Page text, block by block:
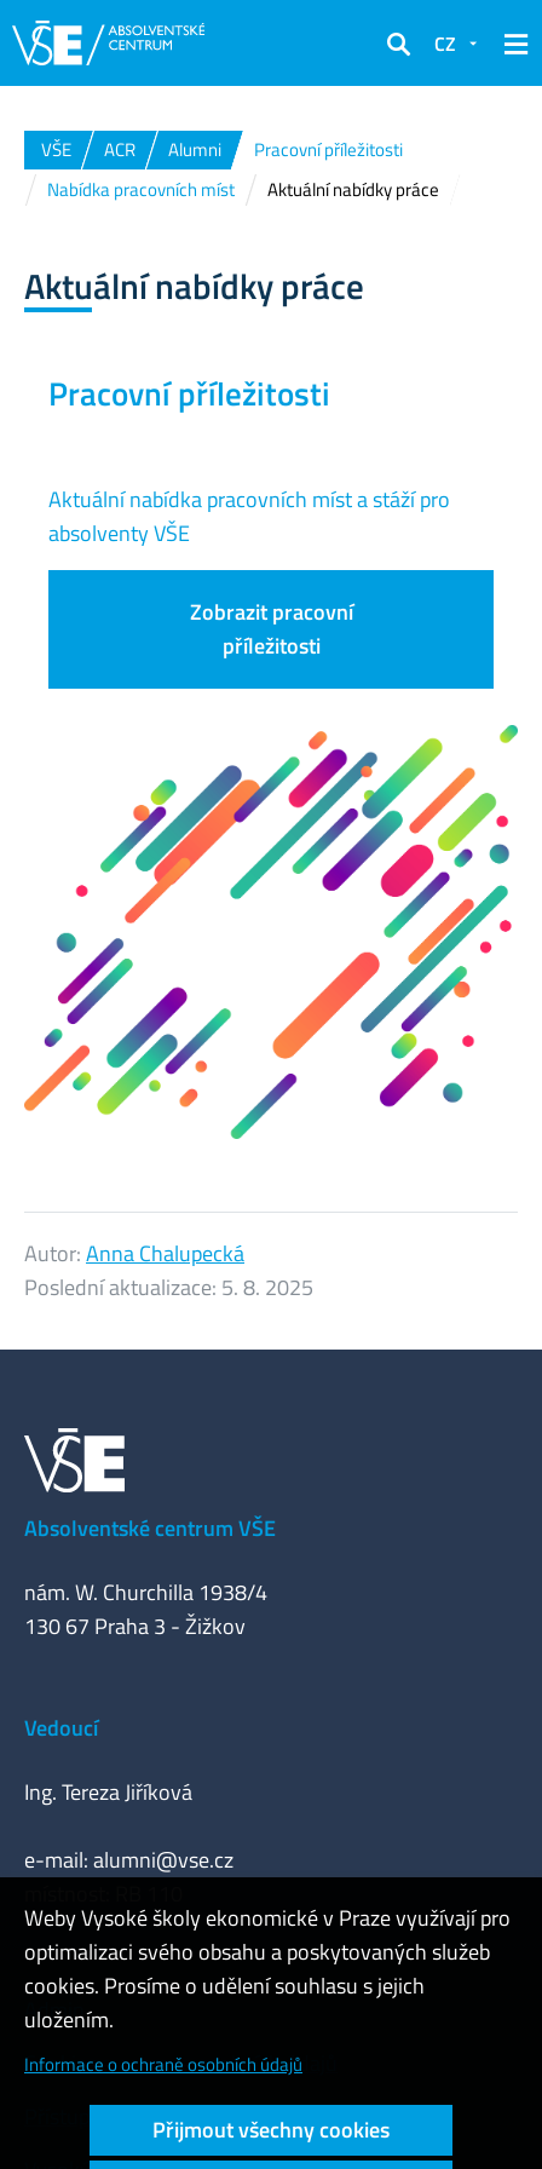
Hledat
CZ
VŠE ACR Alumni
Pracovní příležitosti
Nabídka pracovních míst
Aktuální nabídky práce
Aktuální nabídky práce
Pracovní příležitosti
Aktuální nabídka pracovních míst a stáží pro
absolventy VŠE
Zobrazit pracovní
příležitosti
Autor:Anna Chalupecká
Poslední aktualizace: 5. 8. 2025
Absolventské centrum VŠE
nám. W. Churchilla 1938/4
130 67 Praha 3 - Žižkov
Vedoucí
Ing. Tereza Jiříková
e-mail:alumni@vse.cz
Admin
Cookies a ochrana osobních údajů
Přístupnost webu
Weby Vysoké školy ekonomické v Praze využívají pro
optimalizaci svého obsahu a poskytovaných služeb
cookies. Prosíme o udělení souhlasu s jejich
uložením.
Informace o ochraně osobních údajů
Přijmout všechny cookies